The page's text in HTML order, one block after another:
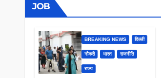
JOB
BREAKING NEWS दिल्ली
नौकरी भारत राजनीति
राज्य